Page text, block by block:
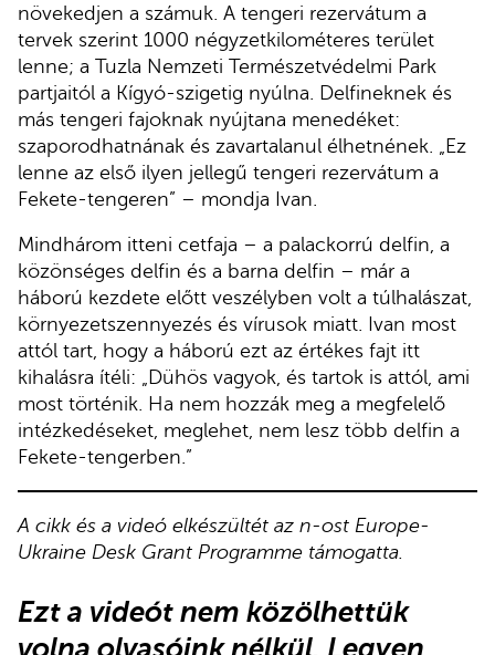
növekedjen a számuk. A tengeri rezervátum a
tervek szerint 1000 négyzetkilométeres terület
lenne; a Tuzla Nemzeti Természetvédelmi Park
partjaitól a Kígyó-szigetig nyúlna. Delfineknek és
más tengeri fajoknak nyújtana menedéket:
szaporodhatnának és zavartalanul élhetnének. „Ez
lenne az első ilyen jellegű tengeri rezervátum a
Fekete-tengeren” – mondja Ivan.
Mindhárom itteni cetfaja – a palackorrú delfin, a
közönséges delfin és a barna delfin – már a
háború kezdete előtt veszélyben volt a túlhalászat,
környezetszennyezés és vírusok miatt. Ivan most
attól tart, hogy a háború ezt az értékes fajt itt
kihalásra ítéli: „Dühös vagyok, és tartok is attól, ami
most történik. Ha nem hozzák meg a megfelelő
intézkedéseket, meglehet, nem lesz több delfin a
Fekete-tengerben.”
A cikk és a videó elkészültét az n-ost Europe-
Ukraine Desk Grant Programme támogatta.
Ezt a videót nem közölhettük
volna olvasóink nélkül. Legyen